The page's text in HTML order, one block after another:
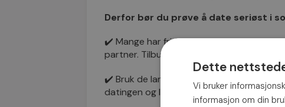
Derfor bør du prøve å date seriøst i
✔️ Mange har fri fra jobb og skole og har
partner. Tilbudet av single er derfor stort,
✔️ Bruk de lange, late dagene til personlig
datingen og lag en strategi for hvordan
Dette
Vi bruker
informasjon om din